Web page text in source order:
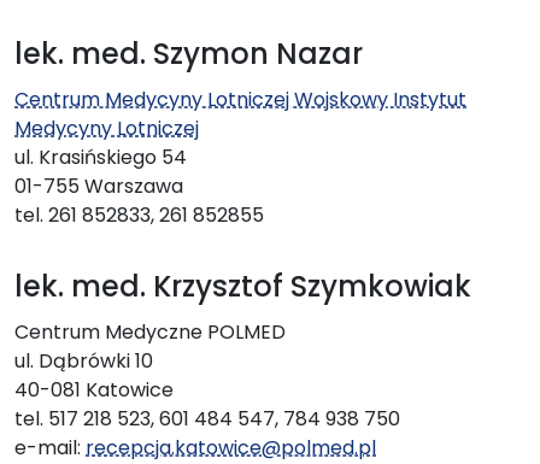
lek. med. Szymon Nazar
Centrum Medycyny Lotniczej Wojskowy Instytut
Medycyny Lotniczej
ul. Krasińskiego 54
01-755 Warszawa
tel. 261 852833, 261 852855
lek. med. Krzysztof Szymkowiak
Centrum Medyczne POLMED
ul. Dąbrówki 10
40-081 Katowice
tel. 517 218 523, 601 484 547, 784 938 750
e-mail: recepcja.katowice@polmed.pl